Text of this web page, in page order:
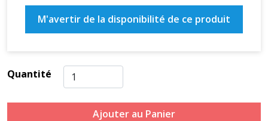
M'avertir de la disponibilité de ce produit
Quantité
Ajouter au Panier